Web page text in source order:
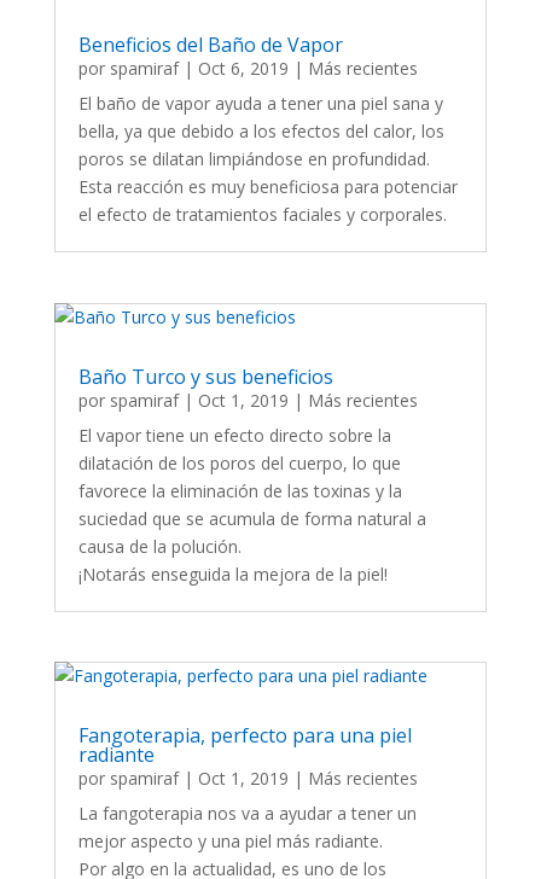
Beneficios del Baño de Vapor
por spamiraf| Oct 6, 2019 | Más recientes
El baño de vapor ayuda a tener una piel sana y
bella, ya que debido a los efectos del calor, los
poros se dilatan limpiándose en profundidad.
Esta reacción es muy beneficiosa para potenciar
el efecto de tratamientos faciales y corporales.
Baño Turco y sus beneficios
por spamiraf| Oct 1, 2019 | Más recientes
El vapor tiene un efecto directo sobre la
dilatación de los poros del cuerpo, lo que
favorece la eliminación de las toxinas y la
suciedad que se acumula de forma natural a
causa de la polución.
¡Notarás enseguida la mejora de la piel!
Fangoterapia, perfecto para una piel
radiante
por spamiraf| Oct 1, 2019 | Más recientes
La fangoterapia nos va a ayudar a tener un
mejor aspecto y una piel más radiante.
Por algo en la actualidad, es uno de los